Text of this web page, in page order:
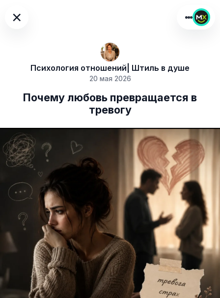
×
Психология отношений| Штиль в душе
20 мая 2026
Почему любовь превращается в
тревогу